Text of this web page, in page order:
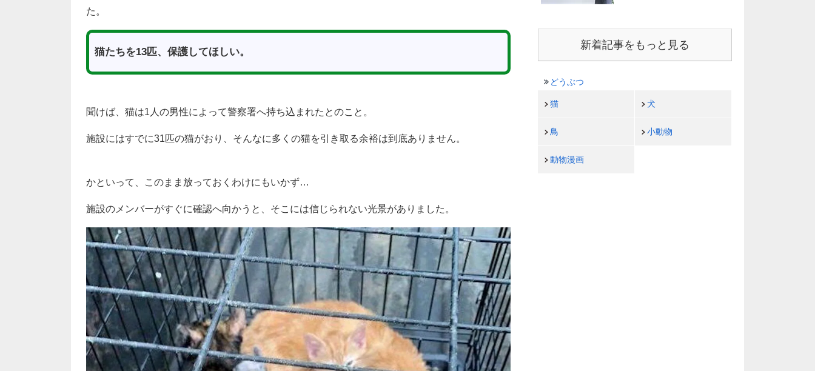
た。
猫たちを13匹、保護してほしい。
聞けば、猫は1人の男性によって警察署へ持ち込まれたとのこと。
施設にはすでに31匹の猫がおり、そんなに多くの猫を引き取る余裕は到底ありません。
かといって、このまま放っておくわけにもいかず…
施設のメンバーがすぐに確認へ向かうと、そこには信じられない光景がありました。
新着記事をもっと見る
どうぶつ
猫 犬
鳥 小動物
動物漫画